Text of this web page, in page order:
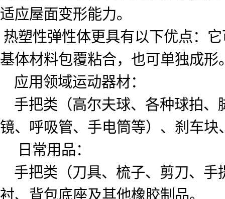
适应屋面变形能力。
热塑性弹性体更具有以下优点：它
基体材料包覆粘合，也可单独成
应用领域运动器材：
手把类（高尔夫球、各种球拍、
镜、呼吸管、手电筒等）、刹车块
日常用品：
手把类（刀具、梳子、剪刀、手
衬、背包底座及其他橡胶制品。